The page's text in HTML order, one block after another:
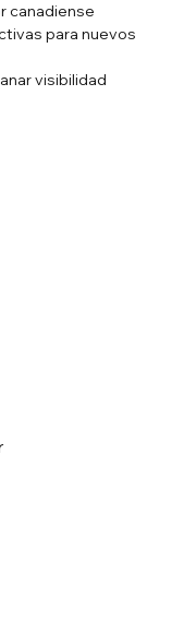
canadiense
para nuevos
visibilidad